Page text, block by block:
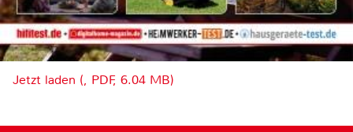
Jetzt laden (, PDF, 6.04 MB)